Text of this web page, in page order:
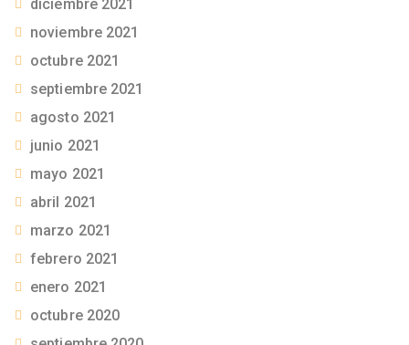
diciembre 2021
noviembre 2021
octubre 2021
septiembre 2021
agosto 2021
junio 2021
mayo 2021
abril 2021
marzo 2021
febrero 2021
enero 2021
octubre 2020